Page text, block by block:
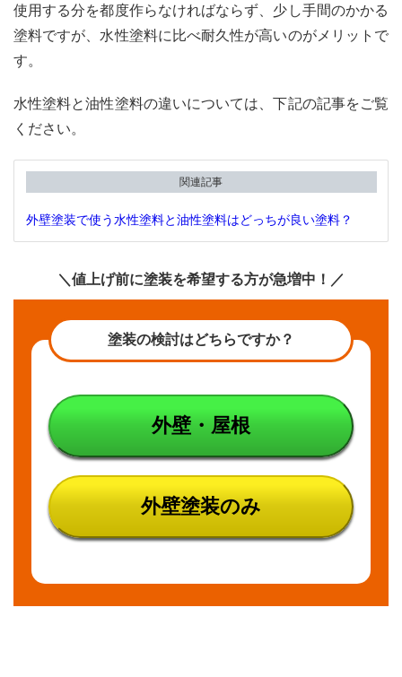
ング
コス
トを
る
3
イン
ラミ
ック
のデ
3.1
デメ
ト①
に比
ある
3.2
リッ
ト②
かる
使用する分を都度作らなければならず、少し手間のかかる
塗料ですが、水性塗料に比べ耐久性が高いのがメリットで
す。
水性塗料と油性塗料の違いについては、下記の記事をご覧
ください。
関連記事
外壁塗装で使う水性塗料と油性塗料はどっちが良い塗料？
＼値上げ前に塗装を希望する方が急増中！／
塗装の検討はどちらですか？
外壁・屋根
外壁塗装のみ